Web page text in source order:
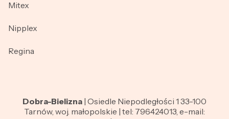
Mitex
Nipplex
Regina
Dobra-Bielizna | Osiedle Niepodległości 1 33-100
Tarnów, woj. małopolskie | tel: 796424013, e-mail: